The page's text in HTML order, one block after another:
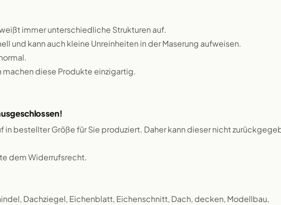
immer unterschiedliche Strukturen auf.
und kann auch kleine Unreinheiten in der Maserung aufweisen.
diese Produkte einzigartig.
in bestellter Größe für Sie produziert. Daher kann dieser nicht
dem Widerrufsrecht.
Dachziegel, Eichenblatt, Eichenschnitt, Dach, decken, Modellbau,